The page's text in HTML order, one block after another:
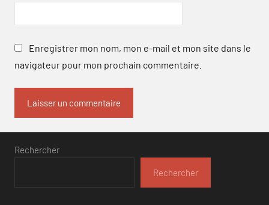
Enregistrer mon nom, mon e-mail et mon site dans le
navigateur pour mon prochain commentaire.
Rechercher
Rechercher